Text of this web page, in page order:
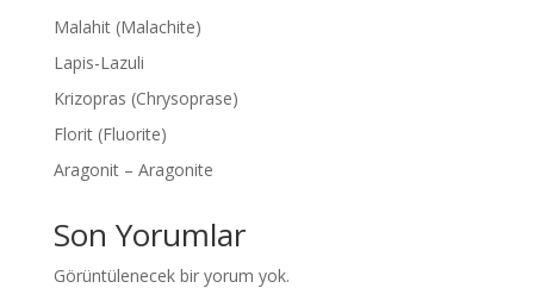
Malahit (Malachite)
Lapis-Lazuli
Krizopras (Chrysoprase)
Florit (Fluorite)
Aragonit – Aragonite
Son Yorumlar
Görüntülenecek bir yorum yok.